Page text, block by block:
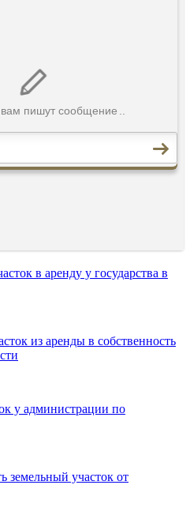
в аренду у государства в
из аренды в собственность
у администрации по
земельный участок от